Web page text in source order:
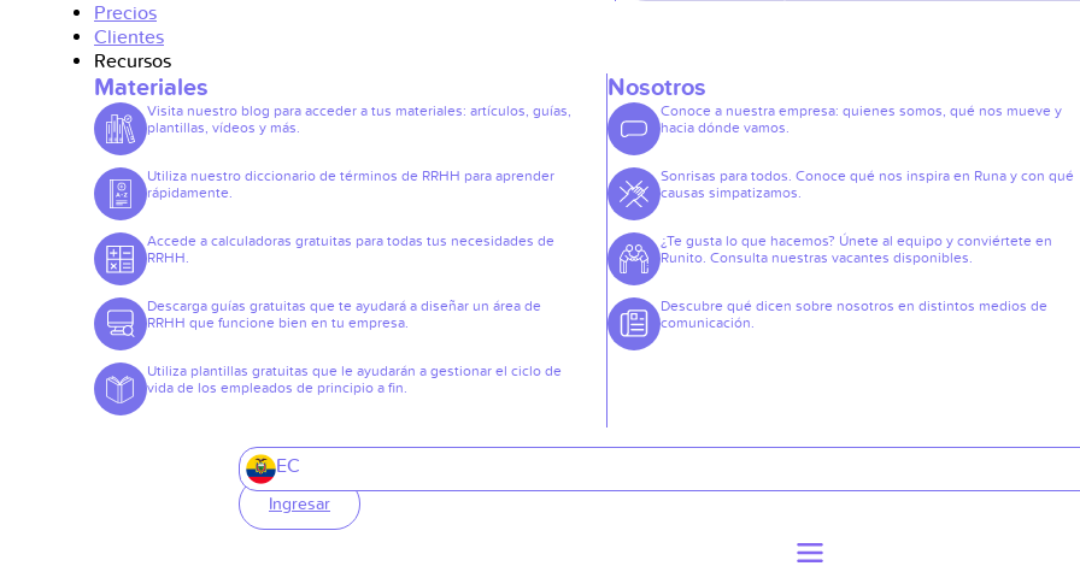
Precios
Clientes
Recursos
Materiales
Visita nuestro blog para acceder a tus materiales: artículos, guías,
plantillas, vídeos y más.
Utiliza nuestro diccionario de términos de RRHH para aprender
rápidamente.
Accede a calculadoras gratuitas para todas tus necesidades de
RRHH.
Descarga guías gratuitas que te ayudará a diseñar un área de
RRHH que funcione bien en tu empresa.
Utiliza plantillas gratuitas que le ayudarán a gestionar el ciclo de
vida de los empleados de principio a fin.
Nosotros
Conoce a nuestra empresa: quienes somos, qué nos mueve y
hacia dónde vamos.
Sonrisas para todos. Conoce qué nos inspira en Runa y con qué
causas simpatizamos.
¿Te gusta lo que hacemos? Únete al equipo y conviértete en
Runito. Consulta nuestras vacantes disponibles.
Descubre qué dicen sobre nosotros en distintos medios de
comunicación.
EC
Ingresar